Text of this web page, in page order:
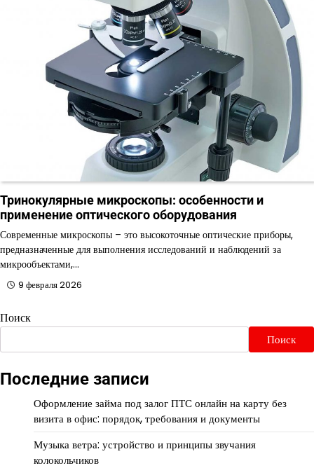
Тринокулярные микроскопы: особенности и
применение оптического оборудования
Современные микроскопы – это высокоточные оптические приборы,
предназначенные для выполнения исследований и наблюдений за
микрообъектами,…
9 февраля 2026
Поиск
Поиск
Последние записи
Оформление займа под залог ПТС онлайн на карту без
визита в офис: порядок, требования и документы
Музыка ветра: устройство и принципы звучания
колокольчиков